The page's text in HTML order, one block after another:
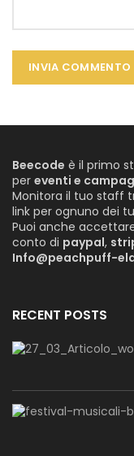
Beecode è il primo
per eventi e
Monitora il tuo staff
link per ognuno dei
Puoi anche
conto di paypal,
Info@peachpuff-
RECENT POSTS